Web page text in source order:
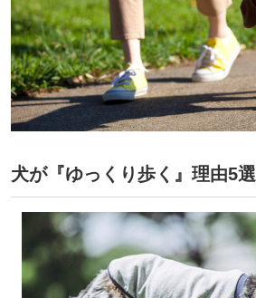
犬が『ゆっくり歩く』理由5選